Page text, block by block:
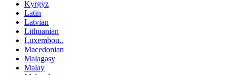
Kyrgyz
Latin
Latvian
Lithuanian
Luxembou..
Macedonian
Malagasy
Malay